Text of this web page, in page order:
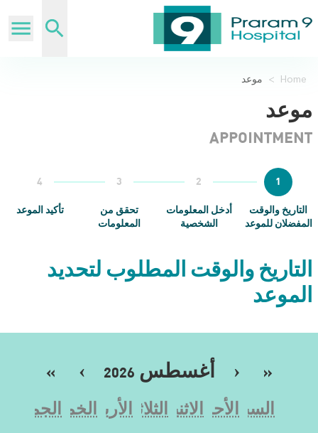
Home
> موعد
موعد
APPOINTMENT
1
2
3
4
التاريخ والوقت
المفضلان للموعد
أدخل المعلومات
الشخصية
تحقق من
المعلومات
تأكيد الموعد
التاريخ والوقت المطلوب لتحديد
الموعد
«
‹ أغسطس 2026 ›
»
السبتالأحد الاثنينالثلاثاءالأربعاءالخميس
الجمعة